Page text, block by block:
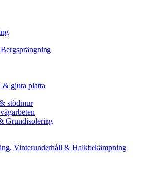
& gjuta platta
stödmur
Grundisolering
Vinterunderhåll & Halkbekämpning